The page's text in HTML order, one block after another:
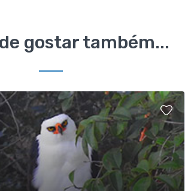
gostar também...